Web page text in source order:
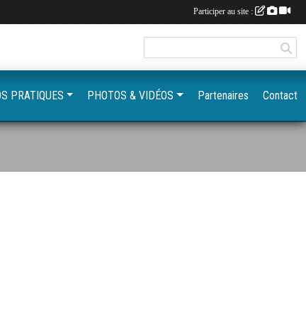
PRATIQUES PHOTOS & VIDÉOS Partenaires Contact
Participer au site :